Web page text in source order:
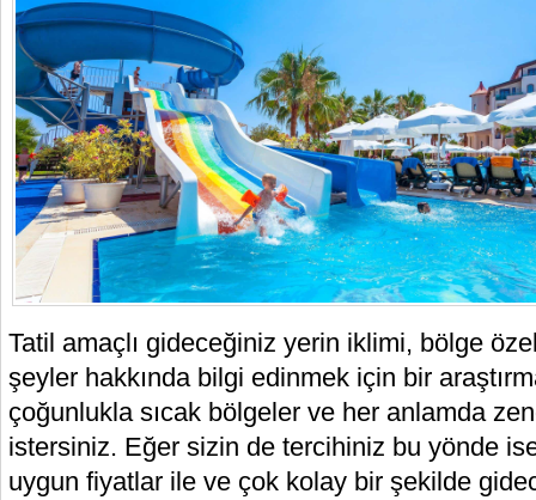
Tatil amaçlı gideceğiniz yerin iklimi, bölge
şeyler hakkında bilgi edinmek için bir
çoğunlukla sıcak bölgeler ve her anlamda
istersiniz. Eğer sizin de tercihiniz bu yönde ise
uygun fiyatlar ile ve çok kolay bir şekilde